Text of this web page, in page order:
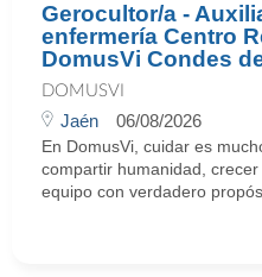
Gerocultor/a -
enfermería Centro
DomusVi Condes
DOMUSVI
Jaén 06/08/2026
En DomusVi, cuidar es
compartir humanidad,
equipo con verdadero